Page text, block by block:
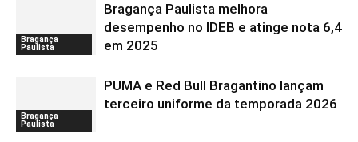
Bragança
Paulista
Bragança Paulista melhora
desempenho no IDEB e atinge nota 6,4
em 2025
Bragança
Paulista
PUMA e Red Bull Bragantino lançam
terceiro uniforme da temporada 2026